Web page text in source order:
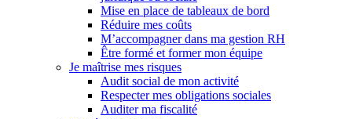
Mise en place de tableaux de bord
Réduire mes coûts
M’accompagner dans ma gestion RH
Être formé et former mon équipe
Je maîtrise mes risques
Audit social de mon activité
Respecter mes obligations sociales
Auditer ma fiscalité